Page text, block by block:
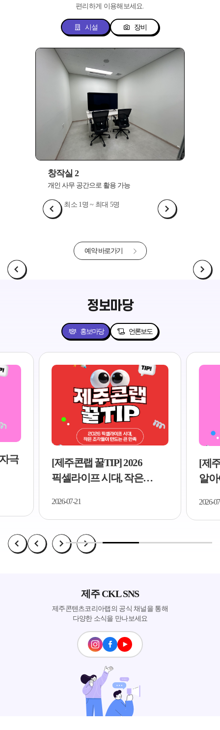
편리하게 이용해보세요.
시설 장비
창작실 2
개인 사무 공간으로 활용 가능
최소 1명 ~ 최대 5명
예약 바로가기
정보마당
홍보마당 언론보도
극
[제주콘랩 꿀TIP] 2026
픽셀라이프 시대, 작은
2026-07-21
[제
알
2026-
제주 CKL SNS
제주콘텐츠코리아랩의 공식 채널을 통해
다양한 소식을 만나보세요